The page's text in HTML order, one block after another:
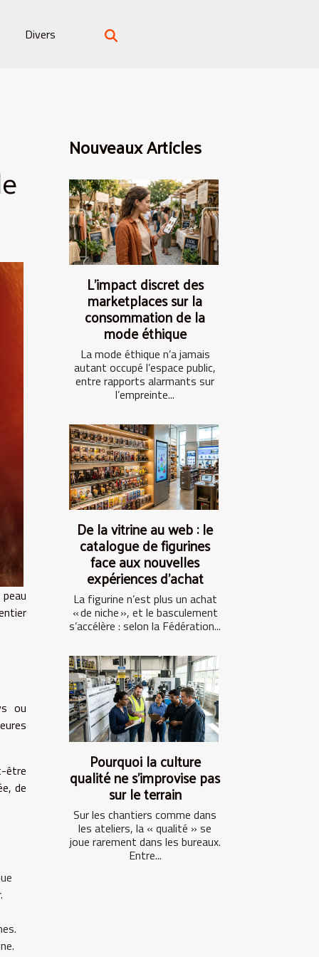
Divers
ou
être
de
Nouveaux Articles
L’impact discret des
marketplaces sur la
consommation de la
mode éthique
La mode éthique n’a jamais
autant occupé l’espace public,
entre rapports alarmants sur
l’empreinte...
De la vitrine au web : le
catalogue de figurines
face aux nouvelles
expériences d’achat
La figurine n’est plus un achat
« de niche », et le basculement
s’accélère : selon la Fédération...
Pourquoi la culture
qualité ne s’improvise pas
sur le terrain
Sur les chantiers comme dans
les ateliers, la « qualité » se
joue rarement dans les bureaux.
Entre...